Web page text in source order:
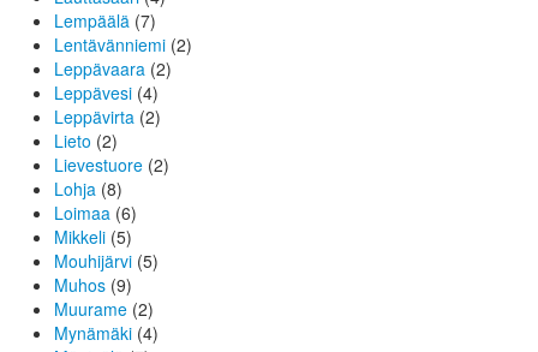
Lempäälä (7)
Lentävänniemi (2)
Leppävaara (2)
Leppävesi (4)
Leppävirta (2)
Lieto (2)
Lievestuore (2)
Lohja (8)
Loimaa (6)
Mikkeli (5)
Mouhijärvi (5)
Muhos (9)
Muurame (2)
Mynämäki (4)